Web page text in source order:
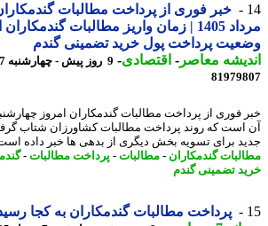
مرداد 1405 | زمان واریز مطالبات گندمکاران
پرداخت پول خرید تضمینی گندم
معاصر-اقتصادی-9 روز پیش - چهارشنبه 7 مرداد 1405، 11:13
که روند پرداخت مطالبات کشاورزان شتاب گرفته و
برای تسویه بخش دیگری از بدهی ها خبر داده است.
گندمکاران- مطالبات-پرداخت مطالبات-
تضمینی گندم
پرداخت مطالبات گندمکاران به کجا رسید؟